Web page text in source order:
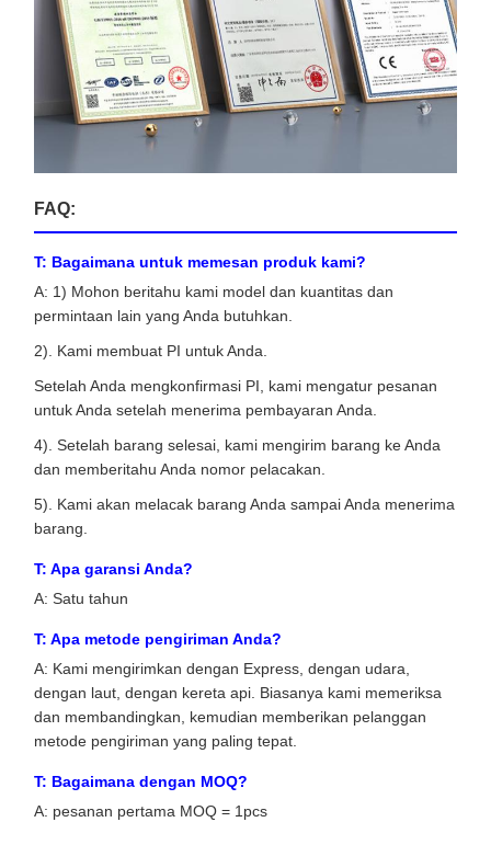
FAQ:
T: Bagaimana untuk memesan produk kami?
A: 1) Mohon beritahu kami model dan kuantitas dan
permintaan lain yang Anda butuhkan.
2). Kami membuat PI untuk Anda.
Setelah Anda mengkonfirmasi PI, kami mengatur pesanan
untuk Anda setelah menerima pembayaran Anda.
4). Setelah barang selesai, kami mengirim barang ke Anda
dan memberitahu Anda nomor pelacakan.
5). Kami akan melacak barang Anda sampai Anda menerima
barang.
T: Apa garansi Anda?
A: Satu tahun
T: Apa metode pengiriman Anda?
A: Kami mengirimkan dengan Express, dengan udara,
dengan laut, dengan kereta api. Biasanya kami memeriksa
dan membandingkan, kemudian memberikan pelanggan
metode pengiriman yang paling tepat.
T: Bagaimana dengan MOQ?
A: pesanan pertama MOQ = 1pcs